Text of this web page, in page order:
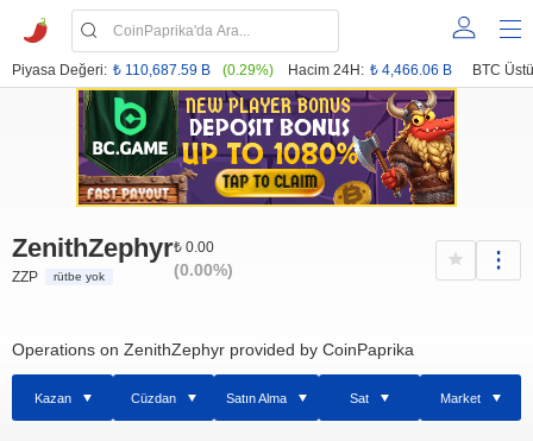
Piyasa Değeri: ₺ 110,687.59 B (0.29%) Hacim 24H: ₺ 4,466.06 B BTC
ZenithZephyr
ZZP rütbe yok
₺ 0.00
(0.00%)
Operations on ZenithZephyr provided by CoinPaprika
Kazan Cüzdan Satın Alma Sat Market